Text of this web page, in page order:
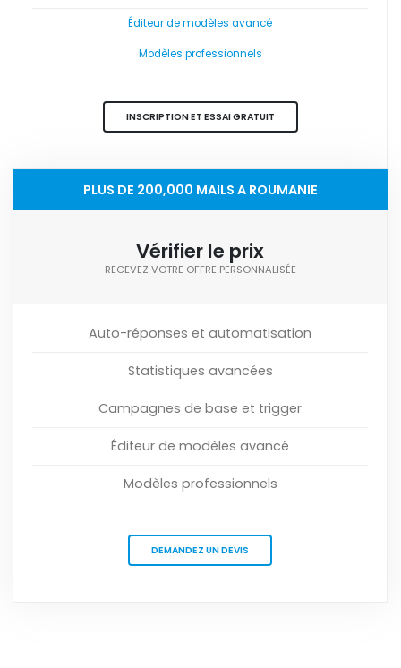
Éditeur de modèles avancé
Modèles professionnels
INSCRIPTION ET ESSAI GRATUIT
PLUS DE 200,000 MAILS A ROUMANIE
Vérifier le prix
RECEVEZ VOTRE OFFRE PERSONNALISÉE
Auto-réponses et automatisation
Statistiques avancées
Campagnes de base et trigger
Éditeur de modèles avancé
Modèles professionnels
DEMANDEZ UN DEVIS